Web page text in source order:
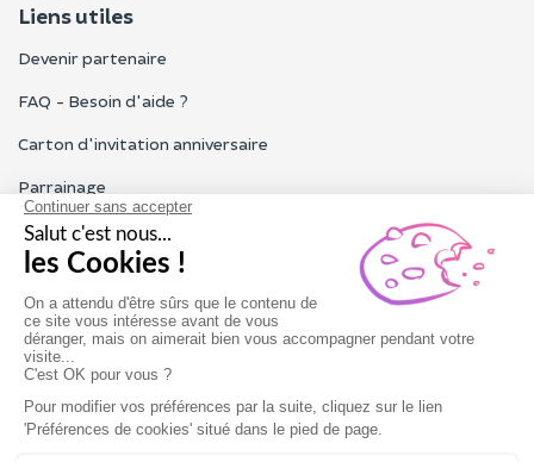
Liens utiles
Devenir partenaire
FAQ - Besoin d'aide ?
Carton d'invitation anniversaire
Parrainage
Tous les avis Funbooker
Particuliers, entreprises, professionnels
Notre service client est ouvert du lundi au vendredi de 9h à 18h
Nous contacter